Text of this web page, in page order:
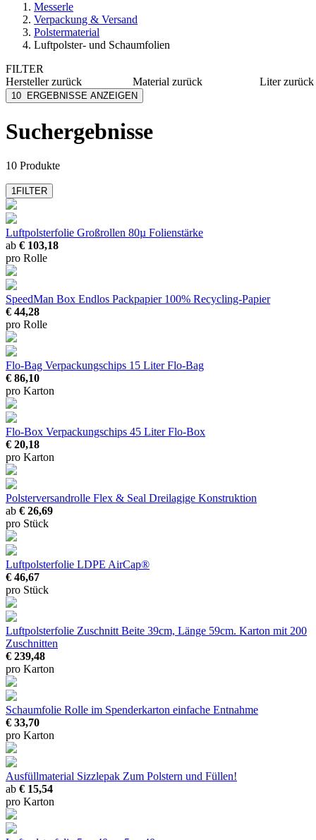
Messerle
Verpackung & Versand
Polstermaterial
Luftpolster- und Schaumfolien
FILTER
Herstellerzurück
ColomPac
MESSERLE
Moosmann & Co
Papier Sprick
Material zurück
Literzurück
10 ERGEBNISSE ANZEIGEN
Suchergebnisse
10 Produkte
1FILTER
Luftpolsterfolie Großrollen 80µ Folienstärke
ab € 103,18
pro Rolle
SpeedMan Box Endlos Packpapier 100% Recycling-Papier
€ 44,28
pro Rolle
Flo-Bag Verpackungschips 15 Liter Flo-Bag
€ 86,10
pro Karton
Flo-Box Verpackungschips 45 Liter Flo-Box
€ 20,18
pro Karton
Polsterversandrolle Flex & Seal Dreilagige Konstruktion
ab € 26,69
pro Stück
Luftpolsterfolie LDPE AirCap®
€ 46,67
pro Stück
Luftpolsterfolie Zuschnitt Beite 39cm, Länge 59cm. Karton mit 200
Zuschnitten
€ 239,48
pro Karton
Schaumfolie Rolle im Spenderkarton einfache Entnahme
€ 33,70
pro Karton
Ausfüllmaterial Sizzlepak Zum Polstern und Füllen!
ab € 15,54
pro Karton